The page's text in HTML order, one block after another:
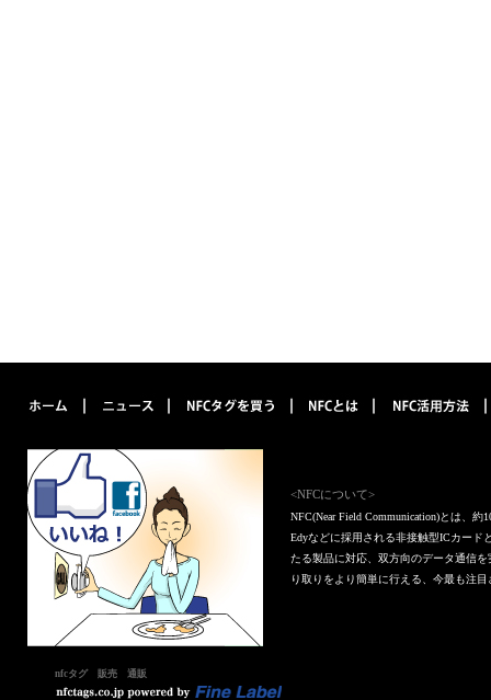
<NFCについて>
NFC(Near Field Communication)とは、
Edyなどに採用される非接触型ICカード
たる製品に対応、双方向のデータ通信
り取りをより簡単に行える、今最も注
nfcタグ 販売 通販